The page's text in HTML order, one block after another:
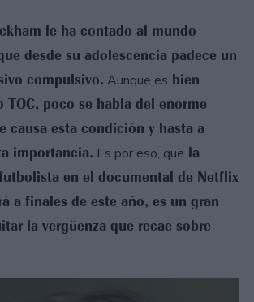
le ha contado al mundo
desde su adolescencia padece un
compulsivo. Aunque es bien
poco se habla del enorme
causa esta condición y hasta a
importancia. Es por eso, que la
en el documental de Netflix
a finales de este año, es un gran
la vergüenza que recae sobre